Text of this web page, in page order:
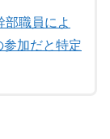
部職員によ
参加だと特定